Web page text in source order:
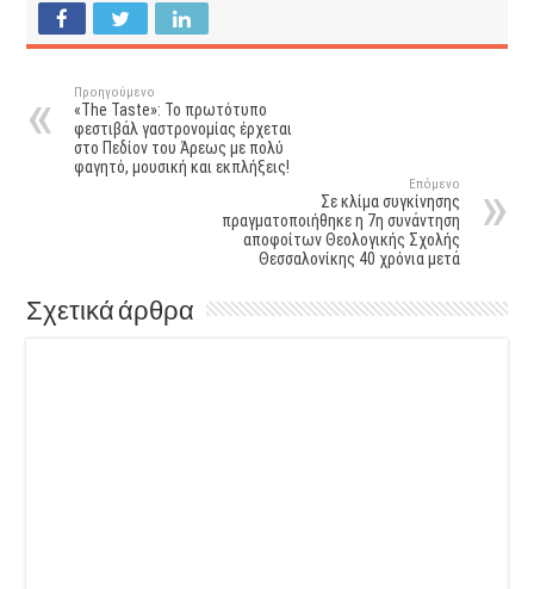
Προηγούμενο
«Τhe Taste»: To πρωτότυπο
φεστιβάλ γαστρονομίας έρχεται
στο Πεδίον του Άρεως με πολύ
φαγητό, μουσική και εκπλήξεις!
Επόμενο
Σε κλίμα συγκίνησης
πραγματοποιήθηκε η 7η συνάντηση
αποφοίτων Θεολογικής Σχολής
Θεσσαλονίκης 40 χρόνια μετά
Σχετικά άρθρα